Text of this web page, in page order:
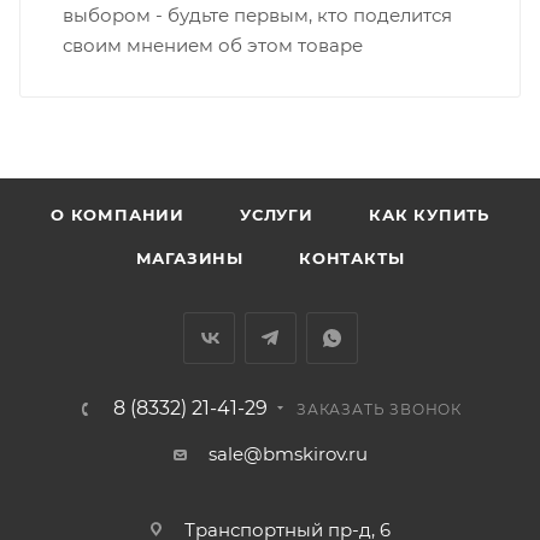
В случае непредвиденных обстоятельств,
отсутствии подъездных путей поставщик вправе
Доставка заказов по России не осуществляется.
выбором - будьте первым, кто поделится
своим мнением об этом товаре
О КОМПАНИИ УСЛУГИ КАК КУПИТЬ
МАГАЗИНЫ КОНТАКТЫ
8 (8332) 21-41-29 ЗАКАЗАТЬ ЗВОНОК
sale@bmskirov.ru
Транспортный пр-д, 6